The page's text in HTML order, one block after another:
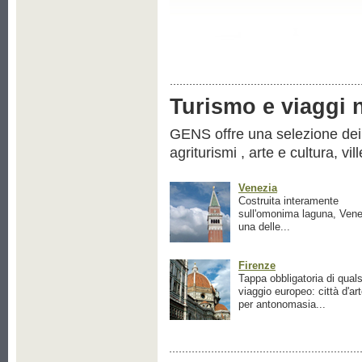
Turismo e viaggi
GENS offre una selezione
agriturismi , arte e cultura,
Venezia
Costruita interamente
sull'omonima laguna,
una delle...
Firenze
Tappa obbligatoria di
viaggio europeo: città
per antonomasia...